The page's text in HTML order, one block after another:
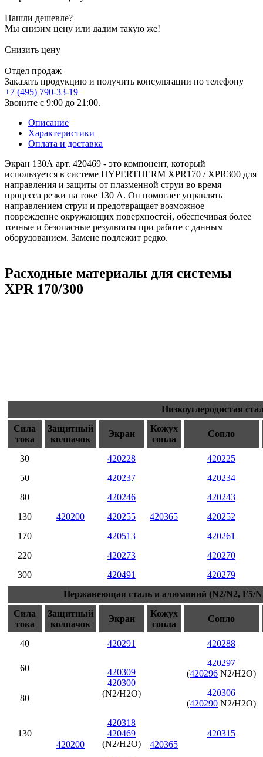
Нашли дешевле?
Мы снизим цену или дадим такую же!
Снизить цену
Отдел продаж
Заказать продукцию и получить консультации по телефону
+7 (495) 790-33-19
Звоните с 9:00 до 21:00.
Описание
Характеристики
Оплата и доставка
Экран 130А арт. 420469 - это компонент, который
используется в системе HYPERTHERM XPR170 / XPR300 для
направления и защиты от плазменной струи во время
процесса резки на токе 130 А. Он помогает управлять
направлением струи и предотвращает возможное
повреждение окружающих поверхностей, обеспечивая более
точные и безопасные результаты при работе с данным
оборудованием. Замене подлежит редко.
Расходные материалы для системы
XPR 170/300
Низкоуглеродистая
Сила
тока
Защитный
колпачок
Экран
Кожух
сопла
Сопло
30
420200
420228
420365
420225
50
420237
420234
80
420246
420243
130
420255
420252
170
420513
420261
220
420273
420270
300
420491
420279
Нержавеющая сталь и алюминий (N2/N2, F5/
Сила
тока
Защитный
колпачок
Экран
Кожух
сопла
Сопло
40
420200
420291
420365
420288
60
420309
420300
(N2/H2O)
420297
(420296 N2/H2O)
80
420306
(420290 N2/H2O)
130
420318
420469
(N2/H2O)
420315